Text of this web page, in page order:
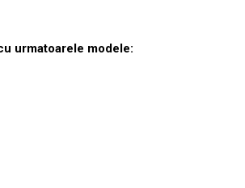
urmatoarele modele: